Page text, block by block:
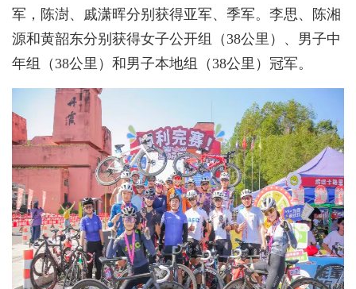
军，陈澍、戚潇晖分别获得亚军、季军。李思、陈湘
源和黄韶东分别获得女子公开组（38公里）、男子中
年组（38公里）和男子本地组（38公里）冠军。